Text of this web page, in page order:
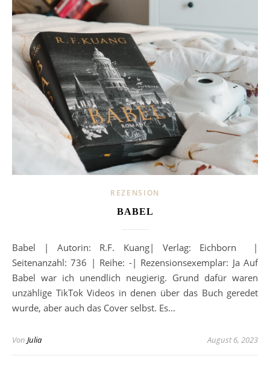
REZENSION
BABEL
Babel | Autorin: R.F. Kuang| Verlag: Eichborn |
Seitenanzahl: 736 | Reihe: -| Rezensionsexemplar: Ja Auf
Babel war ich unendlich neugierig. Grund dafür waren
unzählige TikTok Videos in denen über das Buch geredet
wurde, aber auch das Cover selbst. Es…
Von Julia August 6, 2023